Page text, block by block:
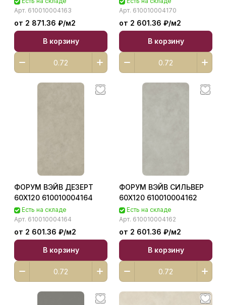
Арт. 610010004163
от 2 871.36 ₽/м2
В корзину
Арт. 610010004170
от 2 601.36 ₽/м2
В корзину
ФОРУМ ВЭЙВ ДЕЗЕРТ
60X120 610010004164
Есть на складе
Арт. 610010004164
от 2 601.36 ₽/м2
В корзину
ФОРУМ ВЭЙВ СИЛЬВЕР
60X120 610010004162
Есть на складе
Арт. 610010004162
от 2 601.36 ₽/м2
В корзину